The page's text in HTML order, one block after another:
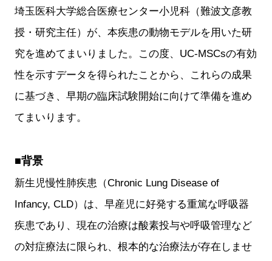
埼玉医科大学総合医療センター小児科（難波文彦教
授・研究主任）が、本疾患の動物モデルを用いた研
究を進めてまいりました。この度、UC-MSCsの有効
性を示すデータを得られたことから、これらの成果
に基づき、早期の臨床試験開始に向けて準備を進め
てまいります。
■背景
新生児慢性肺疾患（Chronic Lung Disease of
Infancy, CLD）は、早産児に好発する重篤な呼吸器
疾患であり、現在の治療は酸素投与や呼吸管理など
の対症療法に限られ、根本的な治療法が存在しませ